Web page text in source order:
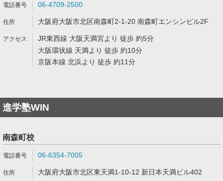
06-4709-2500
大阪府大阪市北区南森町2-1-20 南森町エンシンビル2F
JR東西線 大阪天満宮より 徒歩 約5分
大阪環状線 天満より 徒歩 約10分
京阪本線 北浜より 徒歩 約11分
進学塾WIN
南森町校
06-6354-7005
大阪府大阪市北区東天満1-10-12 新日本天満ビル402